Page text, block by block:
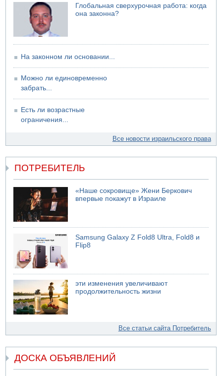
Глобальная сверхурочная работа: когда
она законна?
На законном ли основании...
Можно ли единовременно
забрать...
Есть ли возрастные
ограничения...
Все новости израильского права
ПОТРЕБИТЕЛЬ
«Наше сокровище» Жени Беркович
впервые покажут в Израиле
Samsung Galaxy Z Fold8 Ultra, Fold8 и
Flip8
эти изменения увеличивают
продолжительность жизни
Все статьи сайта Потребитель
ДОСКА ОБЪЯВЛЕНИЙ